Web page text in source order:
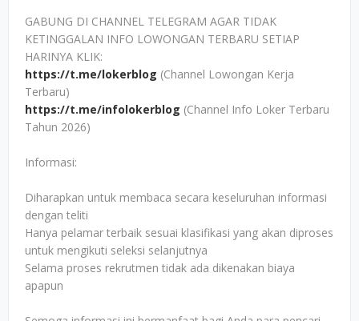
GABUNG DI CHANNEL TELEGRAM AGAR TIDAK
KETINGGALAN INFO LOWONGAN TERBARU SETIAP
HARINYA KLIK:
https://t.me/lokerblog (Channel Lowongan Kerja
Terbaru)
https://t.me/infolokerblog (Channel Info Loker Terbaru
Tahun 2026)
Informasi:
Diharapkan untuk membaca secara keseluruhan informasi
dengan teliti
Hanya pelamar terbaik sesuai klasifikasi yang akan diproses
untuk mengikuti seleksi selanjutnya
Selama proses rekrutmen tidak ada dikenakan biaya
apapun